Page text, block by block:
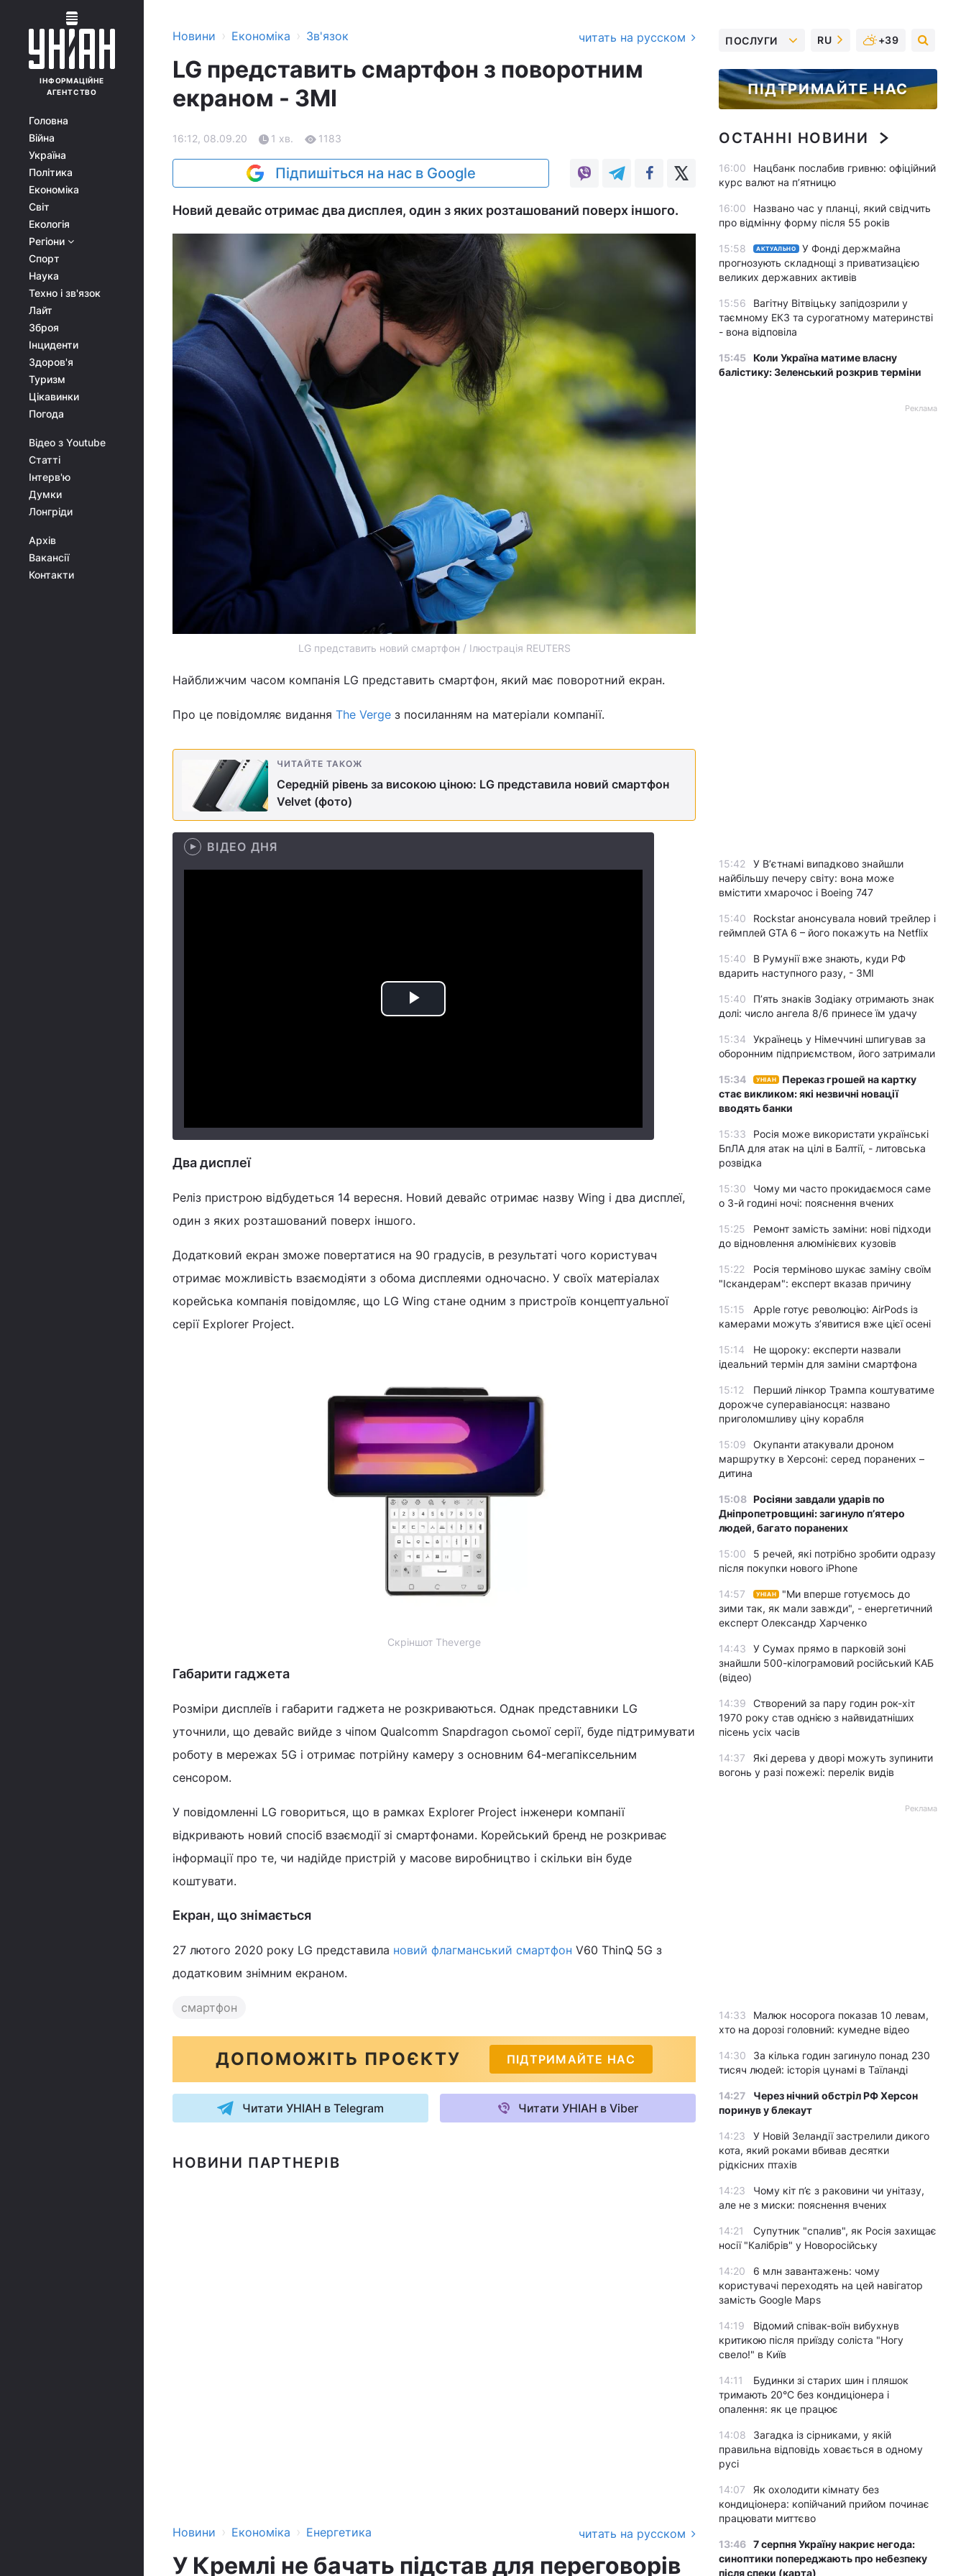
ІНФОРМАЦІЙНЕ
АГЕНТСТВО
Головна
Війна
Україна
Політика
Економіка
Світ
Екологія
Регіони
Спорт
Наука
Техно і зв'язок
Лайт
Зброя
Інциденти
Здоров'я
Туризм
Цікавинки
Погода
Відео з Youtube
Статті
Інтерв'ю
Думки
Лонгріди
Архів
Вакансії
Контакти
Новини › Економіка › Зв'язок читать на русском
LG представить смартфон з поворотним
екраном - ЗМІ
16:12, 08.09.20 1 хв. 1183
Підпишіться на нас в Google
Новий девайс отримає два дисплея, один з яких розташований поверх іншого.
LG представить новий смартфон / Ілюстрація REUTERS
Найближчим часом компанія LG представить смартфон, який має поворотний екран.
Про це повідомляє видання The Verge з посиланням на матеріали компанії.
ЧИТАЙТЕ ТАКОЖ
Середній рівень за високою ціною: LG представила новий смартфон
Velvet (фото)
ВІДЕО ДНЯ
Play
Два дисплеї
Реліз пристрою відбудеться 14 вересня. Новий девайс отримає назву Wing і два дисплеї,
один з яких розташований поверх іншого.
Додатковий екран зможе повертатися на 90 градусів, в результаті чого користувач
отримає можливість взаємодіяти з обома дисплеями одночасно. У своїх матеріалах
корейська компанія повідомляє, що LG Wing стане одним з пристроїв концептуальної
серії Explorer Project.
Скріншот Theverge
Габарити гаджета
Розміри дисплеїв і габарити гаджета не розкриваються. Однак представники LG
уточнили, що девайс вийде з чіпом Qualcomm Snapdragon сьомої серії, буде підтримувати
роботу в мережах 5G і отримає потрійну камеру з основним 64-мегапіксельним
сенсором.
У повідомленні LG говориться, що в рамках Explorer Project інженери компанії
відкривають новий спосіб взаємодії зі смартфонами. Корейський бренд не розкриває
інформації про те, чи надійде пристрій у масове виробництво і скільки він буде
коштувати.
Екран, що знімається
27 лютого 2020 року LG представила новий флагманський смартфон V60 ThinQ 5G з
додатковим знімним екраном.
смартфон
ДОПОМОЖІТЬ ПРОЄКТУ ПІДТРИМАЙТЕ НАС
Читати УНІАН в Telegram Читати УНІАН в Viber
НОВИНИ ПАРТНЕРІВ
Новини › Економіка › Енергетика читать на русском
У Кремлі не бачать підстав для переговорів
ПОСЛУГИ RU +39
ПІДТРИМАЙТЕ НАС
ОСТАННІ НОВИНИ
16:00
Нацбанк послабив гривню: офіційний
курс валют на п’ятницю
16:00
Названо час у планці, який свідчить
про відмінну форму після 55 років
15:58 АКТУАЛЬНО
У Фонді держмайна
прогнозують складнощі з приватизацією
великих державних активів
15:56
Вагітну Вітвіцьку запідозрили у
таємному ЕКЗ та сурогатному материнстві
- вона відповіла
15:45 Коли Україна матиме власну
балістику: Зеленський розкрив терміни
Реклама
15:42
У Вʼєтнамі випадково знайшли
найбільшу печеру світу: вона може
вмістити хмарочос і Boeing 747
15:40
Rockstar анонсувала новий трейлер і
геймплей GTA 6 – його покажуть на Netflix
15:40
В Румунії вже знають, куди РФ
вдарить наступного разу, - ЗМІ
15:40
П’ять знаків Зодіаку отримають знак
долі: число ангела 8/6 принесе їм удачу
15:34
Українець у Німеччині шпигував за
оборонним підприємством, його затримали
15:34 УНІАН
Переказ грошей на картку
стає викликом: які незвичні новації
вводять банки
15:33
Росія може використати українські
БпЛА для атак на цілі в Балтії, - литовська
розвідка
15:30
Чому ми часто прокидаємося саме
о 3-й годині ночі: пояснення вчених
15:25
Ремонт замість заміни: нові підходи
до відновлення алюмінієвих кузовів
15:22
Росія терміново шукає заміну своїм
"Іскандерам": експерт вказав причину
15:15
Apple готує революцію: AirPods із
камерами можуть з’явитися вже цієї осені
15:14
Не щороку: експерти назвали
ідеальний термін для заміни смартфона
15:12
Перший лінкор Трампа коштуватиме
дорожче суперавіаносця: названо
приголомшливу ціну корабля
15:09
Окупанти атакували дроном
маршрутку в Херсоні: серед поранених –
дитина
15:08 Росіяни завдали ударів по
Дніпропетровщині: загинуло пʼятеро
людей, багато поранених
15:00
5 речей, які потрібно зробити одразу
після покупки нового iPhone
14:57 УНІАН
"Ми вперше готуємось до
зими так, як мали завжди", - енергетичний
експерт Олександр Харченко
14:43
У Сумах прямо в парковій зоні
знайшли 500-кілограмовий російський КАБ
(відео)
14:39
Створений за пару годин рок-хіт
1970 року став однією з найвидатніших
пісень усіх часів
14:37
Які дерева у дворі можуть зупинити
вогонь у разі пожежі: перелік видів
Реклама
14:33
Малюк носорога показав 10 левам,
хто на дорозі головний: кумедне відео
14:30
За кілька годин загинуло понад 230
тисяч людей: історія цунамі в Таїланді
14:27
Через нічний обстріл РФ Херсон
поринув у блекаут
14:23
У Новій Зеландії застрелили дикого
кота, який роками вбивав десятки
рідкісних птахів
14:23
Чому кіт п’є з раковини чи унітазу,
але не з миски: пояснення вчених
14:21
Супутник "спалив", як Росія захищає
носії "Калібрів" у Новоросійську
14:20
6 млн завантажень: чому
користувачі переходять на цей навігатор
замість Google Maps
14:19
Відомий співак-воїн вибухнув
критикою після приїзду соліста "Ногу
свело!" в Київ
14:11
Будинки зі старих шин і пляшок
тримають 20°C без кондиціонера і
опалення: як це працює
14:08
Загадка із сірниками, у якій
правильна відповідь ховається в одному
русі
14:07
Як охолодити кімнату без
кондиціонера: копійчаний прийом починає
працювати миттєво
13:46 7 серпня Україну накриє негода:
синоптики попереджають про небезпеку
після спеки (карта)